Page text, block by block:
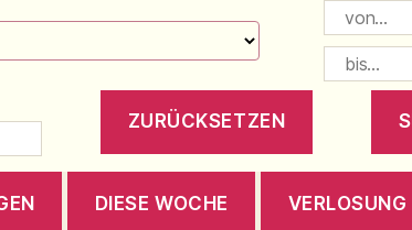
DIESE WOCHE VERLOSUNG